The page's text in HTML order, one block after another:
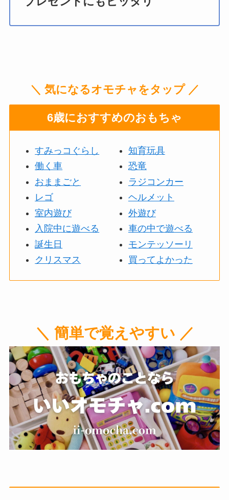
＼ 気になるオモチャをタップ ／
6歳におすすめのおもちゃ
すみっコぐらし
働く車
おままごと
レゴ
室内遊び
入院中に遊べる
誕生日
クリスマス
知育玩具
恐竜
ラジコンカー
ヘルメット
外遊び
車の中で遊べる
モンテッソーリ
買ってよかった
＼ 簡単で覚えやすい ／